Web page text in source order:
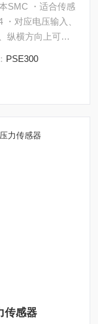
SMC ・适合传感
对应电压输入、
纵横方向上可紧
导轨安装。
PSE300
传感器